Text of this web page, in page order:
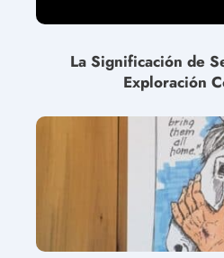
La Significación de
Exploración